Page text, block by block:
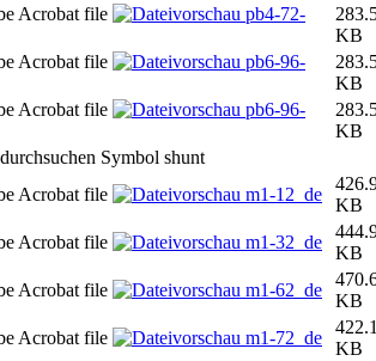
pb4-72-
KB
pb6-96-
KB
pb6-96-
KB
shunt
m1-12_de
KB
m1-32_de
KB
m1-62_de
KB
m1-72_de
KB